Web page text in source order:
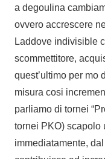
a degoulina
ovvero accrescere
Laddove indivisible
scommettitore,
quest’ultimo per mo
misura cosi
parliamo di tornei
tornei PKO) scapolo
immediatamente,